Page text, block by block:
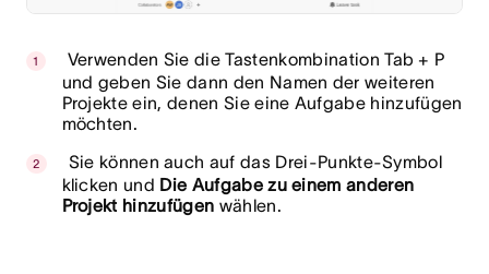
Verwenden Sie die TastenkombinationTab + P
und geben Sie dann den Namen der weiteren
Projekte ein, denen Sie eine Aufgabe hinzufügen
möchten.
Sie können auch auf das Drei-Punkte-Symbol
klicken und Die Aufgabe zu einem anderen
Projekt hinzufügen wählen.